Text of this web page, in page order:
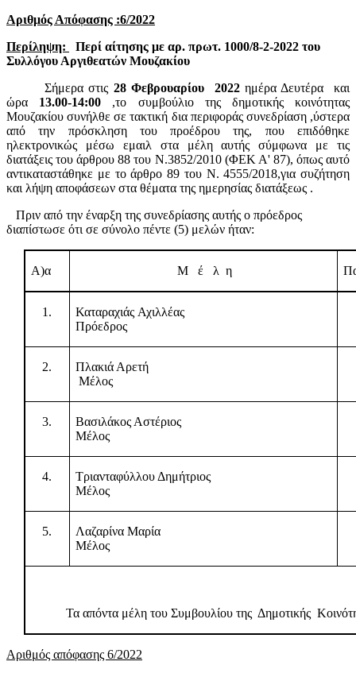
Αριθμός Απόφασης :6/2022
Περίληψη:
Περί αίτησης με αρ. πρωτ. 1000/8-2-2022 του
Συλλόγου Αργιθεατών Μουζακίου
Σήμεραστις 28 Φεβρουαρίου 2022ημέρα Δευτέρα
και
ώρα 13.00-14:00 ,το συμβούλιο της δημοτικής κοινότητας
Μουζακίου συνήλθε σε τακτική δια περιφοράς συνεδρίαση,ύστερα
από την πρόσκληση του προέδρου της, που επιδόθηκε
ηλεκτρονικώς μέσω εμαιλ στα μέλη αυτής σύμφωνα με τις
διατάξεις του άρθρου 88 του Ν.3852/2010 (ΦΕΚ Α' 87), όπως αυτό
αντικαταστάθηκε με το άρθρο 89 του Ν. 4555/2018,για συζήτηση
και λήψη αποφάσεων στα θέματα της ημερησίας διατάξεως .
Πριν από την έναρξη της συνεδρίασης αυτής ο πρόεδρος
διαπίστωσε ότι σε σύνολο πέντε (5) μελών ήταν:
Α)α Μ έ λ η
1.
Καταραχιάς Αχιλλέας
Πρόεδρος
2.
Πλακιά Αρετή
Μέλος
3.
Βασιλάκος Αστέριος
Μέλος
4.
Τριανταφύλλου Δημήτριος
Μέλος
5.
Λαζαρίνα Μαρία
Μέλος
Τα απόντα μέλη του Συμβουλίου της Δημοτικής
Αριθμός απόφασης 6/2022